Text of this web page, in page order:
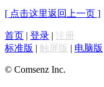
[ 点击这里返回上一页 ]
首页 | 登录 | 注册
标准版 | 触屏版 | 电脑版
© Comsenz Inc.